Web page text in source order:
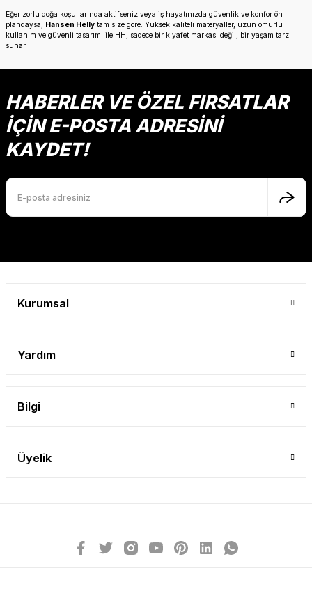
Eğer zorlu doğa koşullarında aktifseniz veya iş hayatınızda güvenlik ve konfor ön
plandaysa,
Hansen Helly tam size göre. Yüksek kaliteli materyaller, uzun ömürlü
kullanım ve güvenli tasarımı ile HH, sadece bir kıyafet markası değil, bir yaşam tarzı
sunar.
HABERLER VE ÖZEL FIRSATLAR
İÇİN E-POSTA ADRESİNİ
KAYDET!
Kurumsal
Yardım
Bilgi
Üyelik